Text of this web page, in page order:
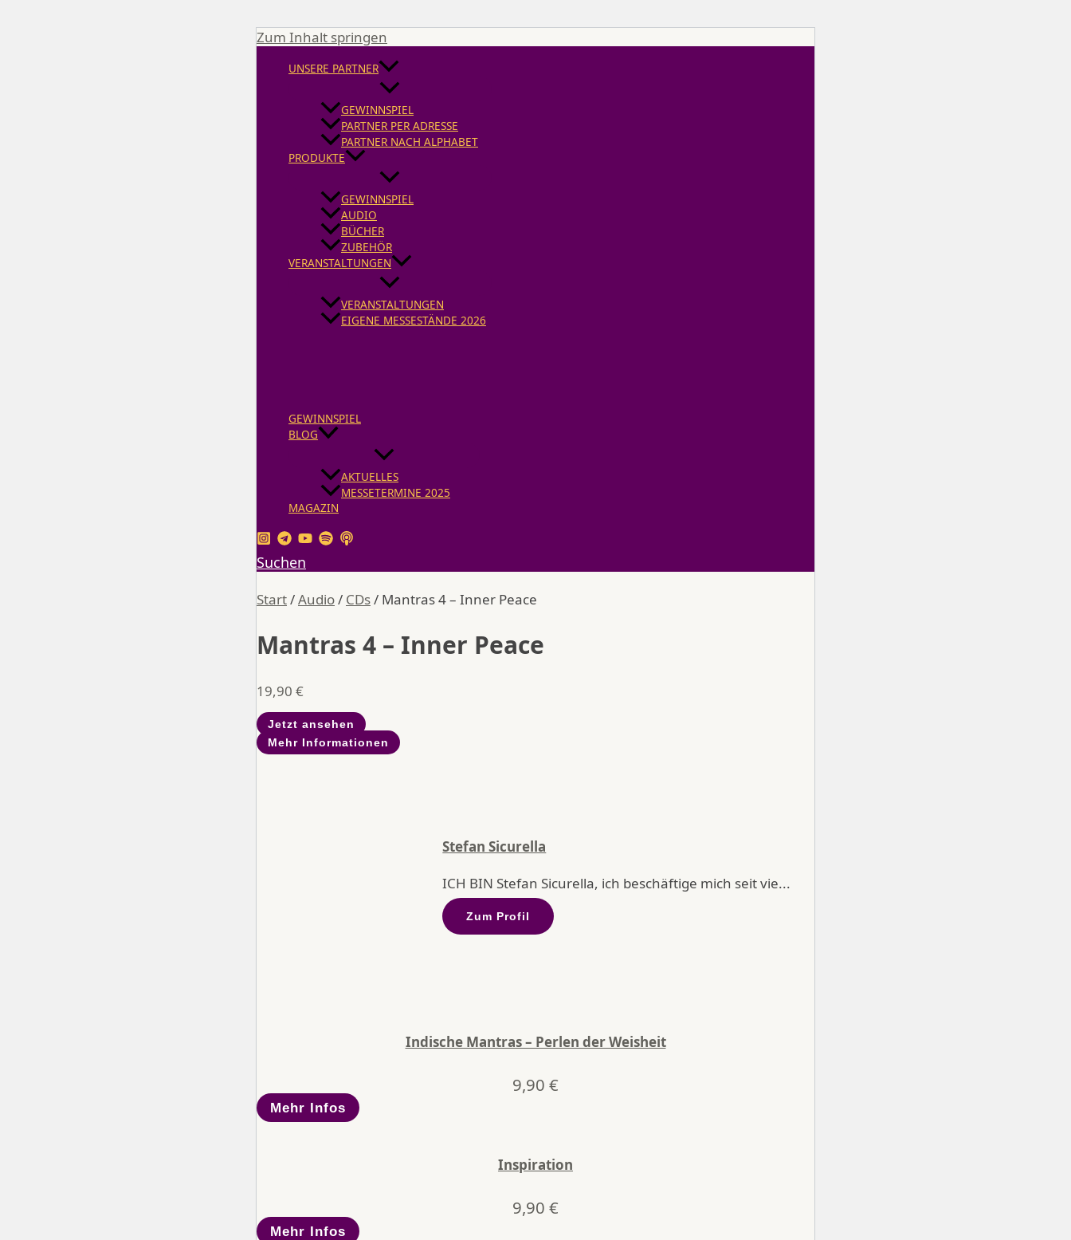
Zum Inhalt springen
UNSERE PARTNER
GEWINNSPIEL
PARTNER PER ADRESSE
PARTNER NACH ALPHABET
PRODUKTE
GEWINNSPIEL
AUDIO
BÜCHER
ZUBEHÖR
VERANSTALTUNGEN
VERANSTALTUNGEN
EIGENE MESSESTÄNDE 2026
GEWINNSPIEL
BLOG
AKTUELLES
MESSETERMINE 2025
MAGAZIN
Suchen
Start/Audio/ CDs/ Mantras 4 – Inner Peace
Mantras 4 – Inner Peace
19,90 €
Jetzt ansehen
Mehr Informationen
Stefan Sicurella
ICH BIN Stefan Sicurella, ich beschäftige mich seit vie...
Zum Profil
Indische Mantras – Perlen der Weisheit
9,90 €
Mehr Infos
Inspiration
9,90 €
Mehr Infos